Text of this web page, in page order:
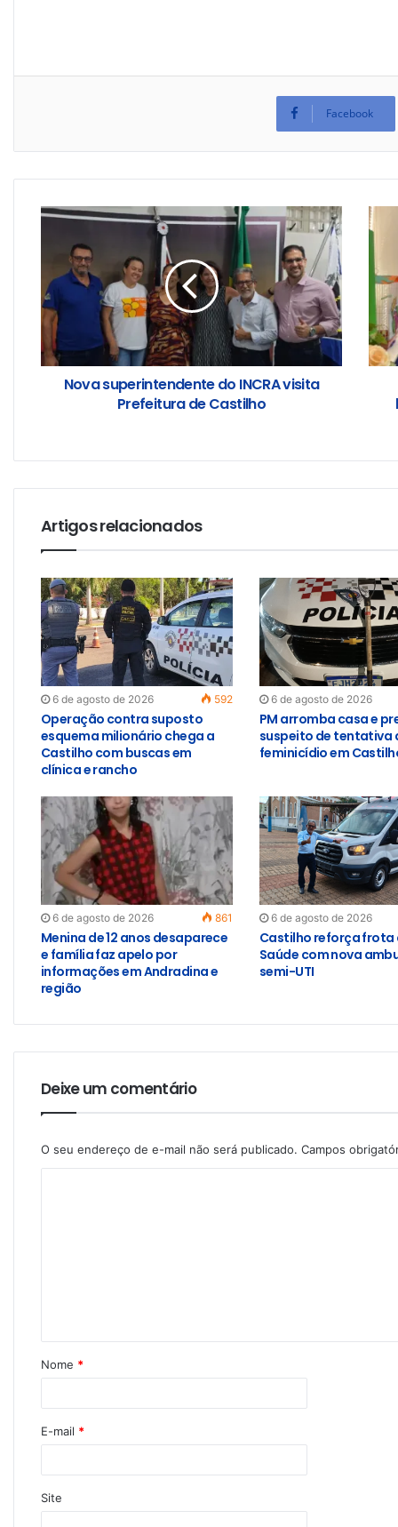
Facebook
Nova superintendente do INCRA visita
Prefeitura de Castilho
Artigos relacionados
6 de agosto de 2026 592
Operação contra suposto
esquema milionário chega a
Castilho com buscas em
clínica e rancho
6 de agosto de 2026
PM arromba casa e
suspeito de tentativa
feminicídio em
6 de agosto de 2026 861
Menina de 12 anos desaparece
e família faz apelo por
informações em Andradina e
região
6 de agosto de 2026
Castilho reforça frota
Saúde com nova
semi-UTI
Deixe um comentário
O seu endereço de e-mail não será publicado. Campos
Nome *
E-mail *
Site